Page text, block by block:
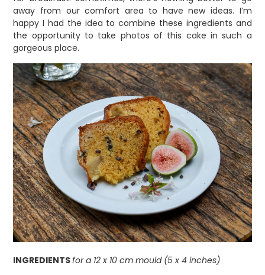
away from our comfort area to have new ideas. I’m
happy I had the idea to combine these ingredients and
the opportunity to take photos of this cake in such a
gorgeous place.
INGREDIENTSfor a 12 x 10 cm mould (5 x 4 inches)